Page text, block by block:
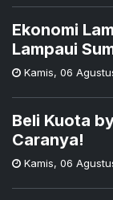
Ekonomi
Lampaui
Kamis, 06
Beli Kuota
Caranya!
Kamis, 06